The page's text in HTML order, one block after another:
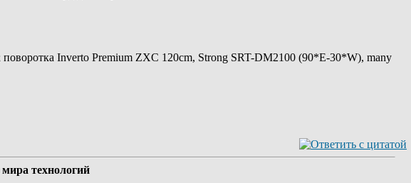
Inverto Premium ZXC 120cm, Strong SRT-DM2100 (90*E-30*W), many
технологий